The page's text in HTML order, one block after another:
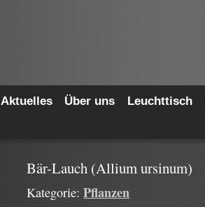
Aktuelles Über uns Leuchttisch
Bär-Lauch (Allium ursinum)
Kategorie:Pflanzen